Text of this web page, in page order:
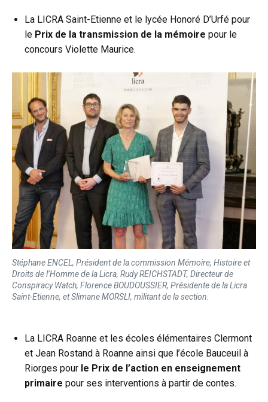
La LICRA Saint-Etienne et le lycée Honoré D’Urfé pour
le Prix de la transmission de la mémoire pour le
concours Violette Maurice.
Stéphane ENCEL, Président de la commission Mémoire, Histoire et
Droits de l’Homme de la Licra, Rudy REICHSTADT, Directeur de
Conspiracy Watch, Florence BOUDOUSSIER, Présidente de la Licra
Saint-Etienne, et Slimane MORSLI, militant de la section.
La LICRA Roanne et les écoles élémentaires Clermont
et Jean Rostand à Roanne ainsi que l’école Bauceuil à
Riorges pour le Prix de l’action en enseignement
primaire pour ses interventions à partir de contes.